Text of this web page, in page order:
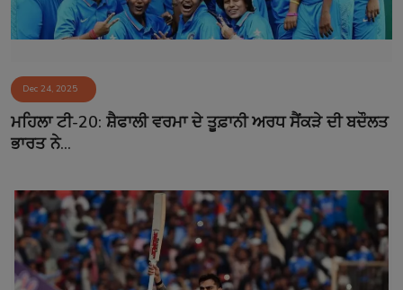
Dec 24, 2025
ਮਹਿਲਾ ਟੀ-20: ਸ਼ੈਫਾਲੀ ਵਰਮਾ ਦੇ ਤੂਫ਼ਾਨੀ ਅਰਧ ਸੈਂਕੜੇ ਦੀ ਬਦੌਲਤ
ਭਾਰਤ ਨੇ...